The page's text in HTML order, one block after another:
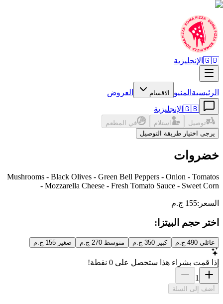
🇬🇧 الإنجليزية
الرئيسية المنيو الاقسام
العروض
🇬🇧 الإنجليزية
توصيل استلام
في المطعم
يرجى اختيار طريقة التوصيل
خضروات
Mushrooms - Black Olives - Green Bell Peppers - Onion - Tomatos
- Mozzarella Cheese - Fresh Tomato Sauce - Sweet Corn
السعر :155 ج.م
اختر حجم البيتزا:
عائلي 490 ج.م كبير 350 ج.م متوسط 270 ج.م صغير 155 ج.م
إذا قمت بشراء هذا ستحصل على 0 نقطة!
1
أضف إلى السلة